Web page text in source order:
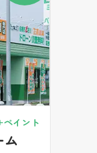
イント
ム